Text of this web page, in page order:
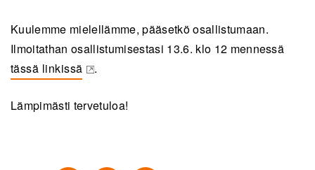
Kuulemme mielellämme, pääsetkö osallistumaan.
Ilmoitathan osallistumisestasi 13.6. klo 12 mennessä
tässä linkissä
(opens in a new tab)
.
Lämpimästi tervetuloa!